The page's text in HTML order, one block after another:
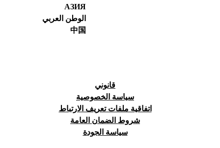
АЗИЯ
الوطن العربي
中国
قانوني
سياسة الخصوصية
اتفاقية ملفات تعريف الارتباط
شروط الضمان العامة
سياسة الجودة